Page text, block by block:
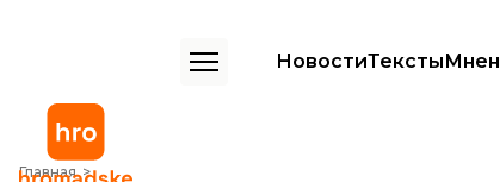
НовостиТексты
Главная
В Китае ввели в эксплуатацию крупнейший в мире